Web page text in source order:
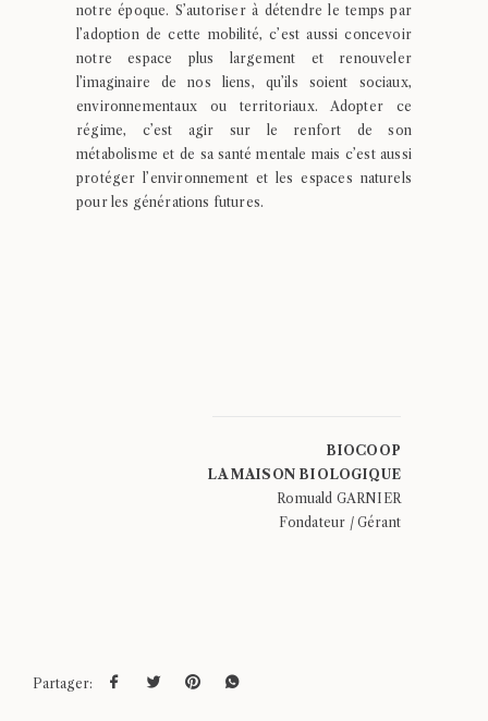
notre époque. S’autoriser à détendre le temps par
l’adoption de cette mobilité, c’est aussi concevoir
notre espace plus largement et renouveler
l’imaginaire de nos liens, qu’ils soient sociaux,
environnementaux ou territoriaux. Adopter ce
régime, c’est agir sur le renfort de son
métabolisme et de sa santé mentale mais c’est aussi
protéger l’environnement et les espaces naturels
pour les générations futures.
BIOCOOP
LA MAISON BIOLOGIQUE
Romuald GARNIER
Fondateur / Gérant
Partager: